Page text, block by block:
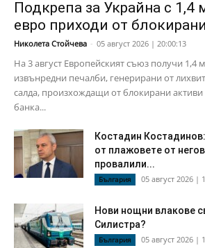
Подкрепа за Украйна с 1,4
евро приходи от
Николета Стойчева - 05 август 2026 | 20:00:13
На 3 август Европейският съюз получи 1,4
извънредни печалби, генерирани от
салда, произхождащи от блокирани активи
банка...
Костадин
от плажoвете от
провалили...
България 05 август 2026 |
Нови нощни влакове
Силистра?
България 05 август 2026 |